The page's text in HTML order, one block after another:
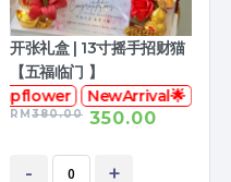
开张礼盒 | 13寸摇手招财猫
【五福临门 】
soapflower NewArrival🌟
RM380.00 350.00
- +